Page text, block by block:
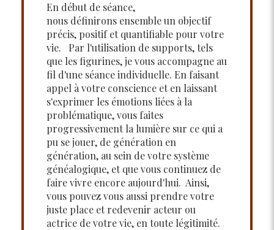
En début de séance,
nous définirons ensemble un objectif
précis, positif et quantifiable pour votre
vie. Par l'utilisation de supports, tels
que les figurines, je vous accompagne au
fil d'une séance individuelle. En faisant
appel à votre conscience et en laissant
s'exprimer les émotions liées à la
problématique, vous faites
progressivement la lumière sur ce qui a
pu se jouer, de génération en
génération, au sein de votre système
généalogique, et que vous continuez de
faire vivre encore aujourd'hui. Ainsi,
vous pouvez vous aussi prendre votre
juste place et redevenir acteur ou
actrice de votre vie, en toute légitimité.